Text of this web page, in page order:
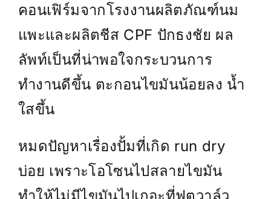
คอนเฟิร์มจากโรงงานผลิตภัณฑ์นม
แพะและผลิตชีส CPF ปักธงชัย ผล
ลัพท์เป็นที่น่าพอใจกระบวนการ
ทำงานดีขึ้น ตะกอนไขมันน้อยลง น้ำ
ใสขึ้น
หมดปัญหาเรื่องปั้มที่เกิด run dry
บ่อย เพราะโอโซนไปสลายไขมัน